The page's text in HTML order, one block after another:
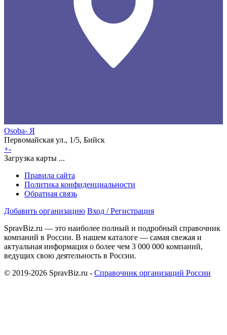
Osoba- Я
Первомайская ул., 1/5, Бийск
+-
Загрузка карты ...
Правила сайта
Политика конфиденциальности
Обратная связь
Добавить организацию Вход / Регистрация
SpravBiz.ru — это наиболее полный и подробный справочник
компаний в России. В нашем каталоге — самая свежая и
актуальная информация о более чем 3 000 000 компаний,
ведущих свою деятельность в России.
© 2019-2026 SpravBiz.ru - Справочник организаций России